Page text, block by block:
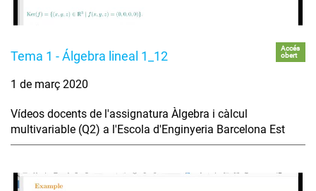
Tema 1 - Álgebra lineal 1_12
Accés
obert
1 de març 2020
Vídeos docents de l'assignatura Àlgebra i càlcul
multivariable (Q2) a l'Escola d'Enginyeria Barcelona Est